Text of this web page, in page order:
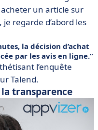
un article sur
regarde d’abord les
la décision d’achat
par les avis en ligne.
l’enquête
Talend.
transparence